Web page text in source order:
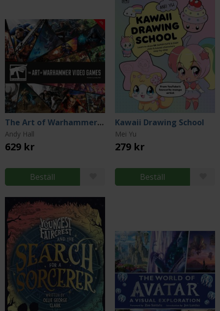
The Art of Warhammer Video Games
Andy Hall
629 kr
Beställ
Kawaii Drawing School
Mei Yu
279 kr
Beställ